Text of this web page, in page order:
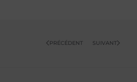
PRÉCÉDENT SUIVANT